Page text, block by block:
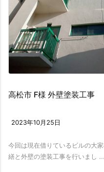
高松市 F様 外壁塗装工事
2023年10月25日
今回は現在借りているビルの大
繕と外壁の塗装工事を行いまし ...